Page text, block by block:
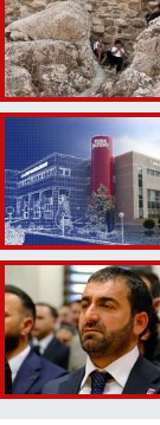
Seri İlan
Sinema -
SİYASET
SPOR
TEBRİK
Turizm